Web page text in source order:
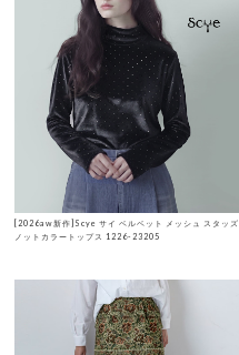
[2026aw新作]Scye サイ ベルベット メッシュ スタッズ
ノットカラートップス 1226-23205